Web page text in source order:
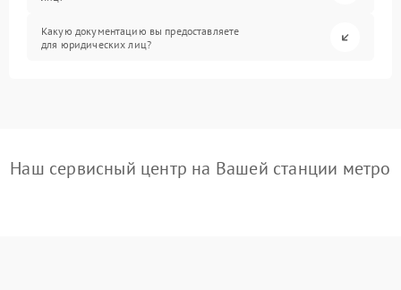
Какую документацию вы предоставляете
для юридических лиц?
Наш сервисный центр на Вашей станции метро